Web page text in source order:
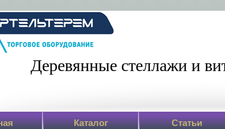
Деревянные стеллажи и
Каталог Статьи